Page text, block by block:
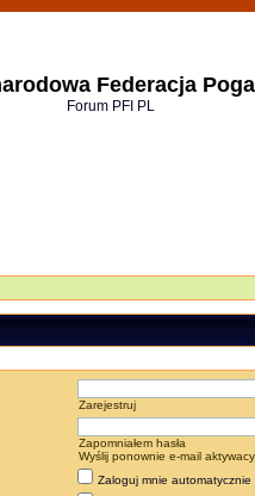
Federacja
Forum PFI PL
Zarejestruj
Zapomniałem hasła
Wyślij ponownie e-mail
Zaloguj mnie automatycznie